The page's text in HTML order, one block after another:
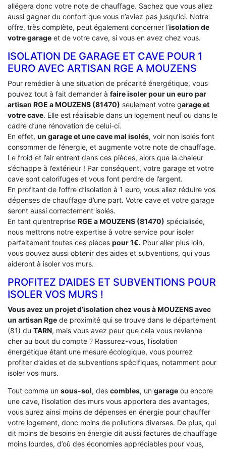
allégera donc votre note de chauffage. Sachez que vous allez
aussi gagner du confort que vous n’aviez pas jusqu’ici. Notre
offre, très complète, peut également concerner l’isolation de
votre garage et de votre cave, si vous en avez chez vous.
ISOLATION DE GARAGE ET CAVE POUR 1
EURO AVEC ARTISAN RGE A MOUZENS
Pour remédier à une situation de précarité énergétique, vous
pouvez tout à fait demander à faire isoler pour un euro par
artisan RGE a MOUZENS (81470) seulement votre garage et
votre cave. Elle est réalisable dans un logement neuf ou dans le
cadre d’une rénovation de celui-ci.
En effet, un garage et une cave mal isolés, voir non isolés font
consommer de l’énergie, et augmente votre note de chauffage.
Le froid et l’air entrent dans ces pièces, alors que la chaleur
s’échappe à l’extérieur ! Par conséquent, votre garage et votre
cave sont calorifuges et vous font perdre de l’argent.
En profitant de l’offre d’isolation à 1 euro, vous allez réduire vos
dépenses de chauffage d’une part. Votre cave et votre garage
seront aussi correctement isolés.
En tant qu’entreprise RGE a MOUZENS (81470) spécialisée,
nous mettrons notre expertise à votre service pour isoler
parfaitement toutes ces pièces pour 1€. Pour aller plus loin,
vous pouvez aussi obtenir des aides et subventions, qui vous
aideront à isoler vos murs.
PROFITEZ D’AIDES ET SUBVENTIONS POUR
ISOLER VOS MURS !
Vous avez un projet d’isolation chez vous à MOUZENS avec
un artisan Rge de proximité qui se trouve dans le département
(81) du TARN, mais vous avez peur que cela vous revienne
cher au bout du compte ? Rassurez-vous, l’isolation
énergétique étant une mesure écologique, vous pourrez
profiter d’aides et de subventions spécifiques, notamment pour
isoler vos murs.
Tout comme un sous-sol, des combles, un garage ou encore
une cave, l’isolation des murs vous apportera des avantages,
vous aurez ainsi moins de dépenses en énergie pour chauffer
votre logement, donc moins de pollutions diverses. De plus, qui
dit moins de besoins en énergie dit aussi factures de chauffage
moins lourdes, d’où des économies appréciables pour vous,